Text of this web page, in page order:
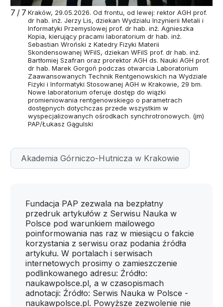
7/7 Kraków, 29.05.2026. Od frontu, od lewej: rektor AGH prof.
dr hab. inż. Jerzy Lis, dziekan Wydzialu Inzynierii Metali i
Informatyki Przemyslowej prof. dr hab. inż. Agnieszka
Kopia, kierujący pracami laboratorium dr hab. inż.
Sebastian Wroński z Katedry Fizyki Materii
Skondensowanej WFiIS, dziekan WFiIS prof. dr hab. inż.
Bartłomiej Szafran oraz prorektor AGH ds. Nauki AGH prof.
dr hab. Marek Gorgoń podczas otwarcia Laboratorium
Zaawansowanych Technik Rentgenowskich na Wydziale
Fizyki i Informatyki Stosowanej AGH w Krakowie, 29 bm.
Nowe laboratorium oferuje dostęp do wiązki
promieniowania rentgenowskiego o parametrach
dostępnych dotychczas przede wszystkim w
wyspecjalizowanych ośrodkach synchrotronowych. (jm)
PAP/Łukasz Gągulski
Akademia Górniczo-Hutnicza w Krakowie
Fundacja PAP zezwala na bezpłatny
przedruk artykułów z Serwisu Nauka w
Polsce pod warunkiem mailowego
poinformowania nas raz w miesiącu o fakcie
korzystania z serwisu oraz podania źródła
artykułu. W portalach i serwisach
internetowych prosimy o zamieszczenie
podlinkowanego adresu: Źródło:
naukawpolsce.pl, a w czasopismach
adnotacji: Źródło: Serwis Nauka w Polsce -
naukawpolsce.pl. Powyższe zezwolenie nie